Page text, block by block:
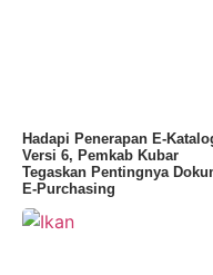
Hadapi Penerapan E-
Versi 6, Pemkab Kubar
Tegaskan Pentingnya
E-Purchasing